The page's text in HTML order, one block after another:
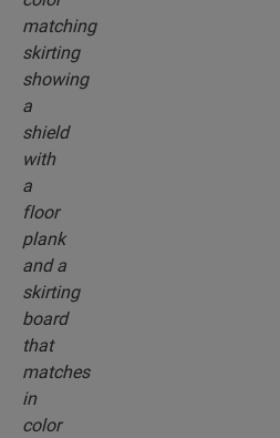
color del suelo que elija.